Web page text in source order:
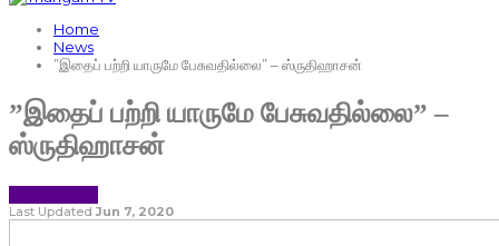
Home
News
”இதைப் பற்றி யாருமே பேசுவதில்லை” – ஸ்ருதிஹாசன்
”இதைப் பற்றி யாருமே பேசுவதில்லை” –
ஸ்ருதிஹாசன்
Last Updated Jun 7, 2020